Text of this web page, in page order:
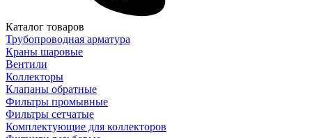
Каталог товаров
Трубопроводная арматура
Краны шаровые
Вентили
Коллекторы
Клапаны обратные
Фильтры промывные
Фильтры сетчатые
Комплектующие для коллекторов